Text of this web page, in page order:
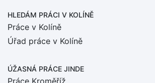
HLEDÁM PRÁCI V KOLÍNĚ
Práce v Kolíně
Úřad práce v Kolíně
ÚŽASNÁ PRÁCE JINDE
Práce Kroměříž